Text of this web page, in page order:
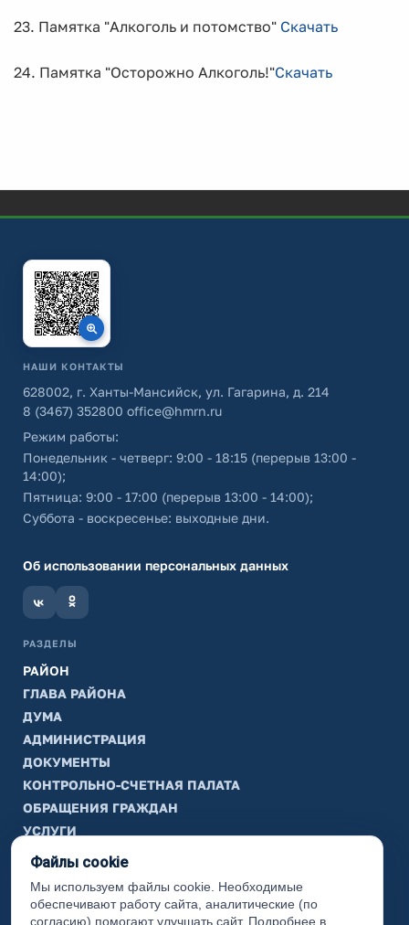
23. Памятка "Алкоголь и потомство" Скачать
24. Памятка "Осторожно Алкоголь!"Скачать
НАШИ КОНТАКТЫ
628002, г. Ханты-Мансийск, ул. Гагарина, д. 214
8 (3467) 352800 office@hmrn.ru
Режим работы:
Понедельник - четверг: 9:00 - 18:15 (перерыв 13:00 -
14:00);
Пятница: 9:00 - 17:00 (перерыв 13:00 - 14:00);
Суббота - воскресенье: выходные дни.
Об использовании персональных данных
РАЗДЕЛЫ
РАЙОН
ГЛАВА РАЙОНА
ДУМА
АДМИНИСТРАЦИЯ
ДОКУМЕНТЫ
КОНТРОЛЬНО-СЧЕТНАЯ ПАЛАТА
ОБРАЩЕНИЯ ГРАЖДАН
УСЛУГИ
ТИК
ИНФОРМАЦИЯ
Законодательная карта
Файлы cookie
Мы используем файлы cookie. Необходимые
обеспечивают работу сайта, аналитические (по
согласию) помогают улучшать сайт. Подробнее в